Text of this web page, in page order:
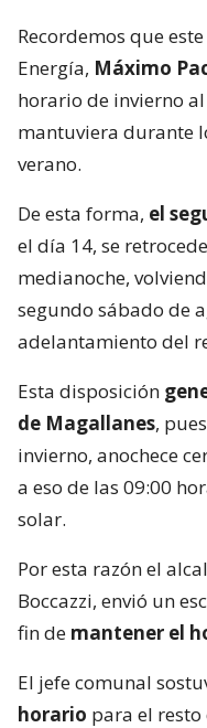
Recordemos que
Energía, Máximo
horario de invierno
mantuviera durante
verano.
De esta forma, el
el día 14, se
medianoche,
segundo sábado de
adelantamiento del
Esta disposición
de Magallanes,
invierno, anochece
a eso de las 09:00
solar.
Por esta razón el
Boccazzi, envió un
fin de mantener el
El jefe comunal
horario para el